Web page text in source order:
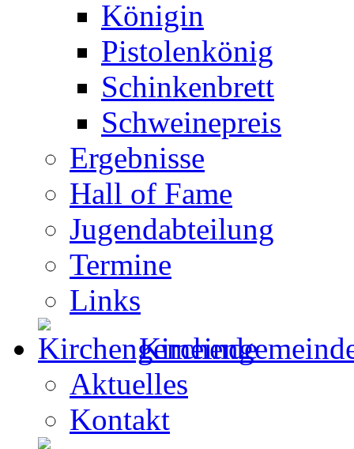
Königin
Pistolenkönig
Schinkenbrett
Schweinepreis
Ergebnisse
Hall of Fame
Jugendabteilung
Termine
Links
Aktuelles
Kontakt